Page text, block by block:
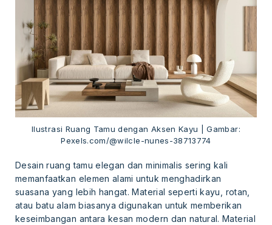
Ilustrasi Ruang Tamu dengan Aksen Kayu | Gambar:
Pexels.com/@wilcle-nunes-38713774
Desain ruang tamu elegan dan minimalis sering kali
memanfaatkan elemen alami untuk menghadirkan
suasana yang lebih hangat. Material seperti kayu, rotan,
atau batu alam biasanya digunakan untuk memberikan
keseimbangan antara kesan modern dan natural. Material